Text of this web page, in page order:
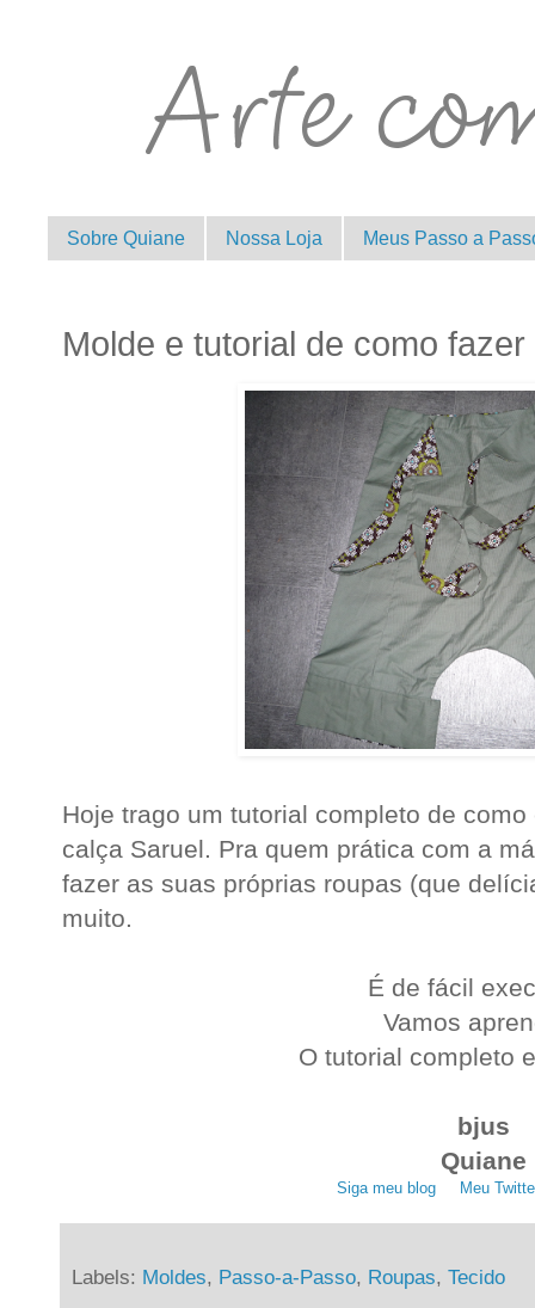
Sobre Quiane Nossa Loja Meus Passo a
Molde e tutorial de como
Hoje trago um tutorial completo de
calça Saruel. Pra quem prática com a
fazer as suas próprias roupas (que
muito.
É de fácil
Vamos
O tutorial completo
bjus
Quiane
Siga meu blog Meu
Labels: Moldes, Passo-a-Passo, Roupas, Tecido